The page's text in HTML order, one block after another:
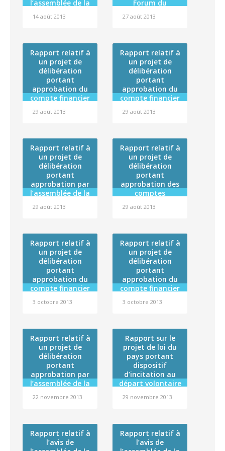
l’assemblée de la
française de la
entre la Polynésie
française et
l’Autorité de
Sûreté Nucléaire
14 août 2013
Forum du
action concertée
montée des eaux
27 août 2013
Rapport relatif à
un projet de
délibération
portant
approbation du
compte financier
de l’établissement
dénommé
« Centre de
formation
professionnelle
des adultes –
CFPA » et
affectation de son
résultat
29 août 2013
Rapport relatif à
un projet de
délibération
portant
approbation du
compte financier
de l’établissement
dénommé « Fare
Tama Hau » et
affectation de son
résultat
29 août 2013
Rapport relatif à
un projet de
délibération
portant
approbation par
l’assemblée de la
française de la
2013-2018 entre la
Polynésie
française et
l’Agence nationale
de sécurité du
médicament et
des produits de
santé
29 août 2013
Rapport relatif à
un projet de
délibération
portant
approbation des
comptes
l’exercice 2012 du
française (budget
général), du
Centre de
transfusion
sanguine (budget
annexe), du
Service d’aide
médicale urgente
de Nivee (budget
annexe), de l’Hôtel
des familles
(budget annexe),
de l’Ecole de
sages-femmes
(budget annexe)
Département de
et affectation des
résultats de
chacun de ces
29 août 2013
Rapport relatif à
un projet de
délibération
portant
approbation du
compte financier
du Conservatoire
française et
affectation de son
résultat
3 octobre 2013
Rapport relatif à
un projet de
délibération
portant
approbation du
compte financier
formation
l’exercice 2012 et
affectation de son
résultat
3 octobre 2013
Rapport relatif à
un projet de
délibération
portant
approbation par
l’assemblée de la
française de la
française relative
au Régiment du
service militaire
22 novembre 2013
Rapport sur le
projet de loi du
pays portant
dispositif
d’incitation au
départ volontaire
fonctionnaires
Polynésie
française
29 novembre 2013
Rapport relatif à
l’avis de
Rapport relatif à
l’avis de